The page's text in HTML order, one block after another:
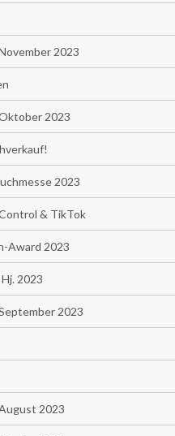
2023
2023
2023
& TikTok
Award 2023
2023
2023
2023